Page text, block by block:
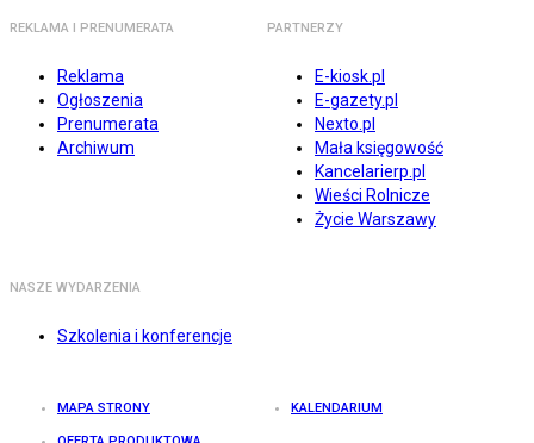
REKLAMA I PRENUMERATA
Reklama
Ogłoszenia
Prenumerata
Archiwum
PARTNERZY
E-kiosk.pl
E-gazety.pl
Nexto.pl
Mała księgowość
Kancelarierp.pl
Wieści Rolnicze
Życie Warszawy
NASZE WYDARZENIA
Szkolenia i konferencje
MAPA STRONY KALENDARIUM